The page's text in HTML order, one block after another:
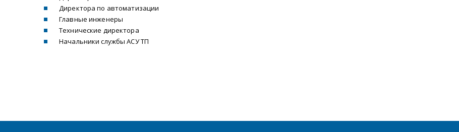
Директора по автоматизации
Главные инженеры
Технические директора
Начальники службы АСУ ТП